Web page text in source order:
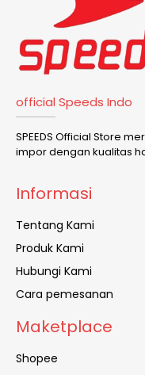
official Speeds Indo
SPEEDS Official Store
impor dengan kualitas
Informasi
Tentang Kami
Produk Kami
Hubungi Kami
Cara pemesanan
Maketplace
Shopee